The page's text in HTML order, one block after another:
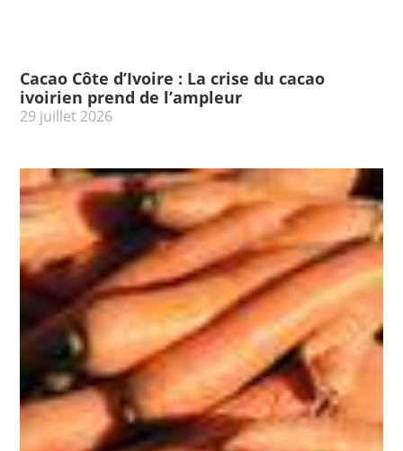
Cacao Côte d’Ivoire : La crise du cacao
ivoirien prend de l’ampleur
29 juillet 2026